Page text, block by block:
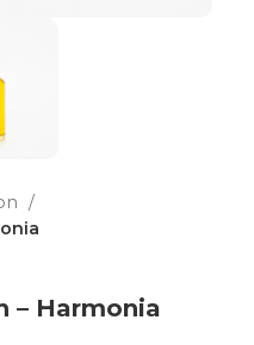
– Harmonia